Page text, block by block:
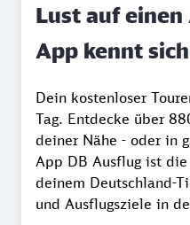
Lust auf einen
App kennt
Dein kostenloser
Tag. Entdecke über
deiner Nähe - oder in
App DB Ausflug ist
deinem Deutschland-
und Ausflugsziele in